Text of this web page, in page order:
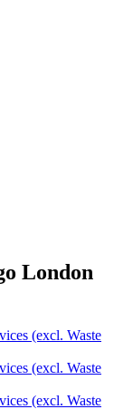
London
(excl. Waste
(excl. Waste
(excl. Waste